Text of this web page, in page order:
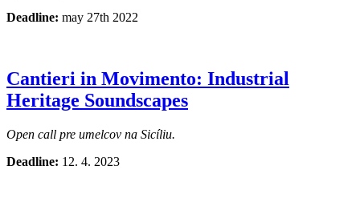
Deadline: may 27th 2022
Cantieri in Movimento: Industrial
Heritage Soundscapes
Open call pre umelcov na Sicíliu.
Deadline: 12. 4. 2023